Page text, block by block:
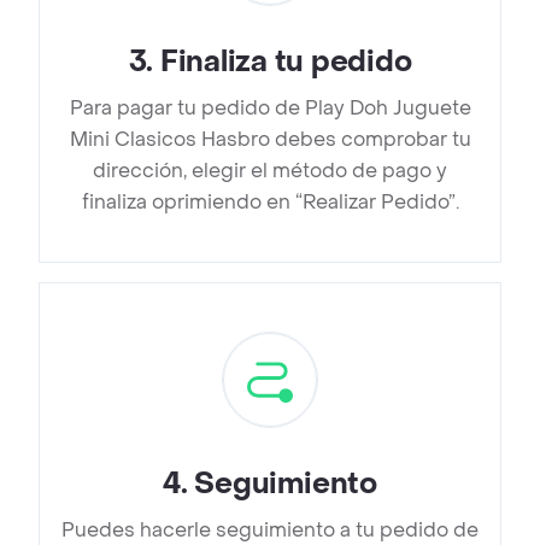
3. Finaliza tu pedido
Para pagar tu pedido de Play Doh Juguete
Mini Clasicos Hasbro debes comprobar tu
dirección, elegir el método de pago y
finaliza oprimiendo en “Realizar Pedido”.
4. Seguimiento
Puedes hacerle seguimiento a tu pedido de